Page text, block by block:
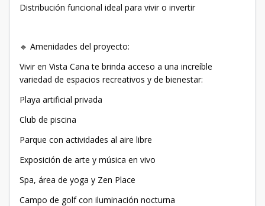
Distribución funcional ideal para vivir o invertir
🔹 Amenidades del proyecto:
Vivir en Vista Cana te brinda acceso a una increíble
variedad de espacios recreativos y de bienestar:
Playa artificial privada
Club de piscina
Parque con actividades al aire libre
Exposición de arte y música en vivo
Spa, área de yoga y Zen Place
Campo de golf con iluminación nocturna